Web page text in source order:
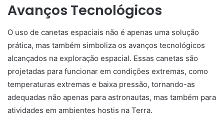
Avanços Tecnológicos
O uso de canetas espaciais não é apenas uma solução
prática, mas também simboliza os avanços tecnológicos
alcançados na exploração espacial. Essas canetas são
projetadas para funcionar em condições extremas, como
temperaturas extremas e baixa pressão, tornando-as
adequadas não apenas para astronautas, mas também para
atividades em ambientes hostis na Terra.